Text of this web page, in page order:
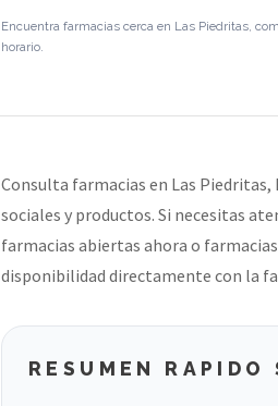
Encuentra farmacias cerca en Las Piedritas,
horario.
Consulta farmacias en Las Piedritas,
sociales y productos. Si necesitas
farmacias abiertas ahora o
disponibilidad directamente con la
RESUMEN